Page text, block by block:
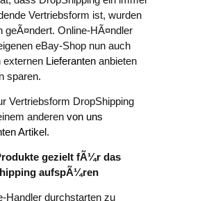
Vertriebsform ist, wurden
geÃ¤ndert. Online-HÃ¤ndler
eBay-Shop nun auch
externen Lieferanten anbieten
sparen.
Vertriebsform DropShipping
anderen von uns
Artikel.
gezielt fÃ¼r das
aufspÃ¼ren
Handler durchstarten zu